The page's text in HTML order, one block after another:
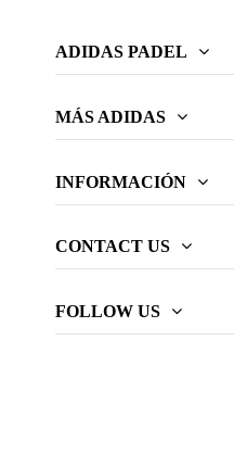
ADIDAS PADEL
MÁS ADIDAS
INFORMACIÓN
CONTACT US
FOLLOW US